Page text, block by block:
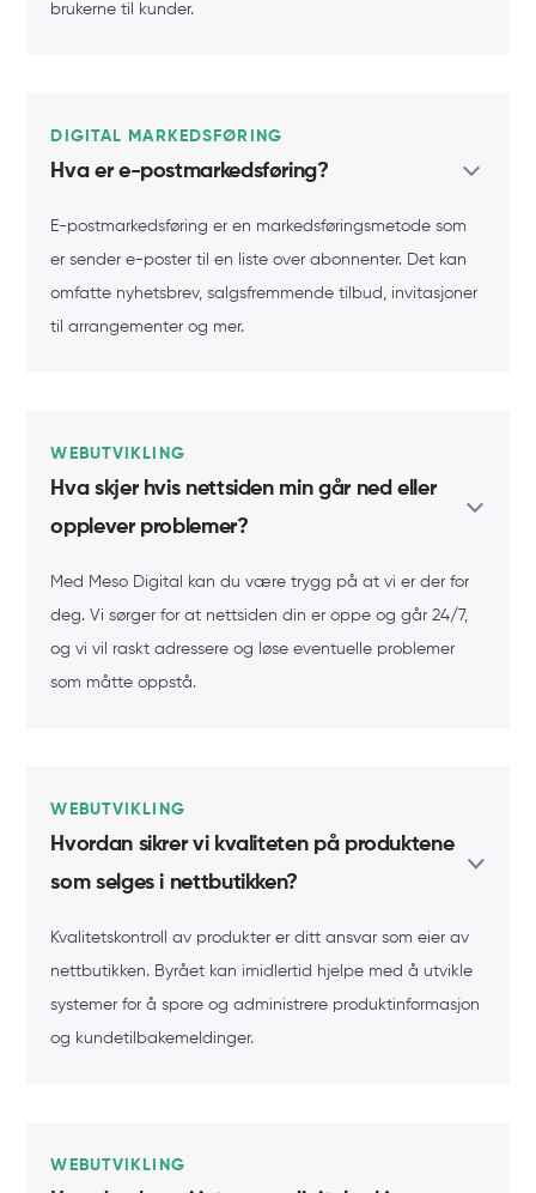
brukerne til kunder.
DIGITAL MARKEDSFØRING
Hva er e-postmarkedsføring?
E-postmarkedsføring er en markedsføringsmetode som
er sender e-poster til en liste over abonnenter. Det kan
omfatte nyhetsbrev, salgsfremmende tilbud, invitasjoner
til arrangementer og mer.
WEBUTVIKLING
Hva skjer hvis nettsiden min går ned eller
opplever problemer?
Med Meso Digital kan du være trygg på at vi er der for
deg. Vi sørger for at nettsiden din er oppe og går 24/7,
og vi vil raskt adressere og løse eventuelle problemer
som måtte oppstå.
WEBUTVIKLING
Hvordan sikrer vi kvaliteten på produktene
som selges i nettbutikken?
Kvalitetskontroll av produkter er ditt ansvar som eier av
nettbutikken. Byrået kan imidlertid hjelpe med å utvikle
systemer for å spore og administrere produktinformasjon
og kundetilbakemeldinger.
WEBUTVIKLING